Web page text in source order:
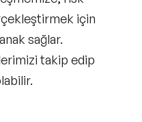
için
sağlar.
takip edip